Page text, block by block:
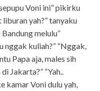
Voni ini” pikirku
yah?” tanyaku
melulu”
nggak kuliah?” “Nggak,
Papa aja, males sih
Jakarta?” “Yah..
kamar Voni dulu yah,